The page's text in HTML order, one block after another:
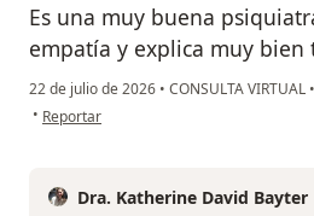
Es una muy buena
empatía y explica muy bien
22 de julio de 2026 • CONSULTA VIRTUAL •
• en opinión del usuario MD
Reportar
Dra. Katherine David Bayter